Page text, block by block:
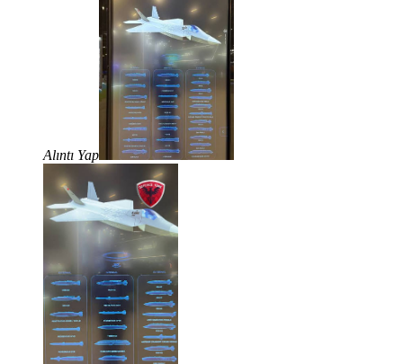
Alıntı Yap